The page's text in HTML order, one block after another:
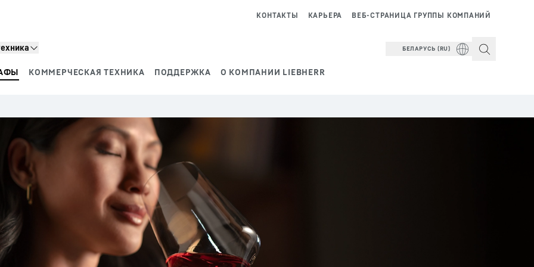
КОММЕРЧЕСКАЯ ТЕХНИКА ПОДДЕРЖКА О КОМПАНИИ LIEBHERR
ВЕБ-СТРАНИЦА ГРУППЫ КОМПАНИЙ
КАРЬЕРА
КОНТАКТЫ
БЕЛАРУСЬ (RU)